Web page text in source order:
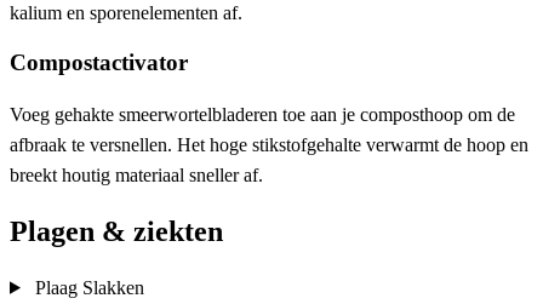
kalium en sporenelementen af.
Compostactivator
Voeg gehakte smeerwortelbladeren toe aan je composthoop om de
afbraak te versnellen. Het hoge stikstofgehalte verwarmt de hoop en
breekt houtig materiaal sneller af.
Plagen & ziekten
Plaag Slakken